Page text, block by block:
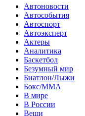
Автоновости
Автособытия
Автоспорт
Автоэксперт
Актеры
Аналитика
Баскетбол
Безумный мир
Биатлон/Лыжи
Бокс/MMA
В мире
В России
Вещи